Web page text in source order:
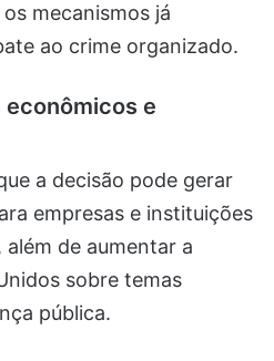
mecanismos já
ao crime organizado.
e
a decisão pode gerar
empresas e instituições
de aumentar a
sobre temas
pública.